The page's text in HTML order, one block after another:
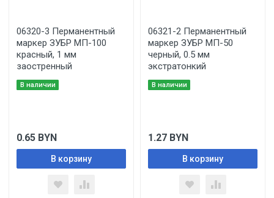
06320-3 Перманентный
маркер ЗУБР МП-100
красный, 1 мм
заостренный
В наличии
0.65 BYN
В корзину
06321-2 Перманентный
маркер ЗУБР МП-50
черный, 0.5 мм
экстратонкий
В наличии
1.27 BYN
В корзину